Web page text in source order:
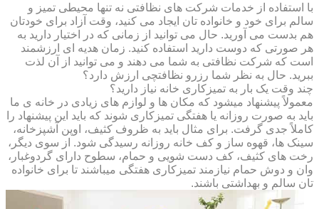
با استفاده از خدمات شرکت های نظافتی نه تنها محیطی تمیز و
سالم برای خود و خانواده تان ایجاد می کنید، وقت آزاد برای خودتان
هم بدست می آورید. حال می توانید از زمانی که در اختیار دارید به
هر صورتی که دوست دارید استفاده کنید. زمان هدیه ای ارزشمند
است که شرکت نظافتی به شما می دهند و می توانید از آن لذت
ببرید. حال به نظر شما رزرو نظافتچی ارزش دارد؟
چند وقت یک بار به تمیزکاری خانه نیاز دارید؟
معمولاً پیشنهاد میشود که مکان ها و لوازم های زیادی در خانه ی ما
باید به صورت روزانه یا هفتگی تمیزکاری شوند که باید این پیشنهاد را
کاملاً جدی گرفت. برای مثال باید به ظروف کثیف، اوپن آشپزخانه،
سینک ها، قهوه ساز و کف خانه روزانه رسیدگی شود. از سوی دیگر،
رخت های کثیف، کف دست شویی و حمام، سطوح دارای گردوغبار،
وان و دوش حمام نیازمند تمیزکاری هفتگی میباشند تا برای خانواده
تان سالم و بهداشتی باشند.